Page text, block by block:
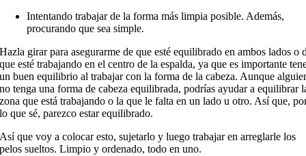
Intentando trabajar de la forma más limpia posible. Además,
procurando que sea simple.
Hazla girar para asegurarme de que esté equilibrado en ambos lados o
que esté trabajando en el centro de la espalda, ya que es importante
un buen equilibrio al trabajar con la forma de la cabeza. Aunque
no tenga una forma de cabeza equilibrada, podrías ayudar a equilibrar
zona que está trabajando o la que le falta en un lado u otro. Así que,
lo que sé, parezco estar equilibrado.
Así que voy a colocar esto, sujetarlo y luego trabajar en arreglarle los
pelos sueltos. Limpio y ordenado, todo en uno.